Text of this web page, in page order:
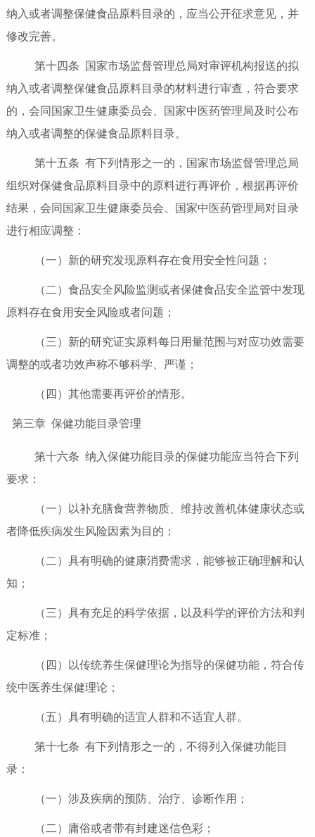
纳入或者调整保健食品原料目录的，应当公开征求意见，并
修改完善。
第十四条 国家市场监督管理总局对审评机构报送的拟
纳入或者调整保健食品原料目录的材料进行审查，符合要求
的，会同国家卫生健康委员会、国家中医药管理局及时公布
纳入或者调整的保健食品原料目录。
第十五条 有下列情形之一的，国家市场监督管理总局
组织对保健食品原料目录中的原料进行再评价，根据再评价
结果，会同国家卫生健康委员会、国家中医药管理局对目录
进行相应调整：
（一）新的研究发现原料存在食用安全性问题；
（二）食品安全风险监测或者保健食品安全监管中发现
原料存在食用安全风险或者问题；
（三）新的研究证实原料每日用量范围与对应功效需要
调整的或者功效声称不够科学、严谨；
（四）其他需要再评价的情形。
第三章 保健功能目录管理
第十六条 纳入保健功能目录的保健功能应当符合下列
要求：
（一）以补充膳食营养物质、维持改善机体健康状态或
者降低疾病发生风险因素为目的；
（二）具有明确的健康消费需求，能够被正确理解和认
知；
（三）具有充足的科学依据，以及科学的评价方法和判
定标准；
（四）以传统养生保健理论为指导的保健功能，符合传
统中医养生保健理论；
（五）具有明确的适宜人群和不适宜人群。
第十七条 有下列情形之一的，不得列入保健功能目
录：
（一）涉及疾病的预防、治疗、诊断作用；
（二）庸俗或者带有封建迷信色彩；